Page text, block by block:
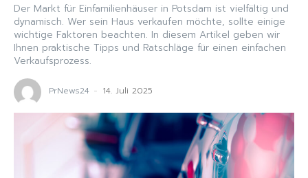
Der Markt für Einfamilienhäuser in Potsdam ist vielfältig und
dynamisch. Wer sein Haus verkaufen möchte, sollte einige
wichtige Faktoren beachten. In diesem Artikel geben wir
Ihnen praktische Tipps und Ratschläge für einen einfachen
Verkaufsprozess.
PrNews24 - 14. Juli 2025